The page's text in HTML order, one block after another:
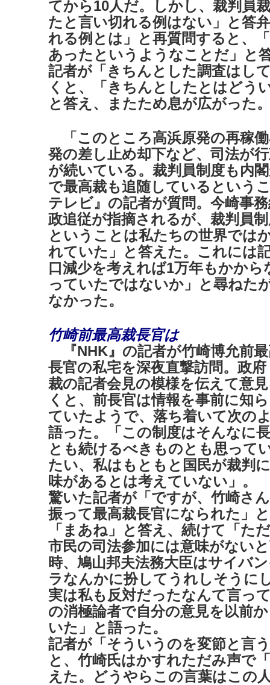
てから10人だ。しかし、裁判員
たと言い切れる例はない」と答
れる例とは」と再質問すると、
あったというようなことだ」と
記者が「きちんとした調査はし
くと、「きちんとしたとはどう
と答え、またため息が広がった
「このところ高浜原発の再稼
発の差し止め却下など、司法が
が続いている。裁判員制度も内
で最高裁も追随しているという
テレビ』の記者が質問。今崎事
政追従が指摘されるが、裁判員
ということは私たちの世界では
れていた」と答えた。これには
口減少を考えれば1万年もかか
っていたではないか」と尋ねた
なかった。
竹崎前最高裁長官は
『NHK』の記者が竹崎博允前
長官の私宅を深夜直撃訪問。政府
裁の記者会見の模様を伝えて意
くと、前長官は情報を事前に知
ていたようで、落ち着いて次の
語った。「この制度はそんなに
とも続けるべきものとも思って
たい、私はもともと国民が裁判
味があるとは考えていない」。
驚いた記者が「ですが、竹崎さ
振って最高裁長官になられた」
「まあね」と答え、続けて「た
市民の司法参加には意味がない
時、鳩山邦夫法務大臣はサイバ
ラなんかに扮してうれしそうに
実は私も反対だったなんて言っ
の消極論者で自分の意見を以前
いた」と語った。
記者が「そういうのを変節と言
と、竹崎氏はかすれただみ声で
えた。どうやらこの言葉はこの